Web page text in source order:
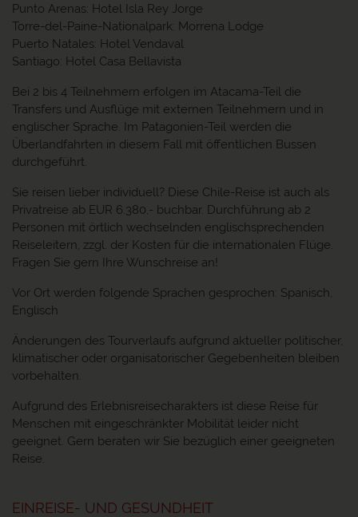
Punto Arenas: Hotel Isla Rey Jorge
Torre-del-Paine-Nationalpark: Morrena Lodge
Puerto Natales: Hotel Vendaval
Santiago: Hotel Casa Bellavista
Bei 2 bis 4 Teilnehmern erfolgen im Atacama-Teil die
Transfers und Ausflüge mit externen Teilnehmern und in
englischer Sprache. Im Patagonien-Teil werden die
Überlandfahrten in diesem Fall mit öffentlichen Bussen
durchgeführt.
Sie reisen lieber individuell? Diese Chile-Reise ist auch als
Privatreise ab EUR 6.380,- buchbar. Durchführung ab 2
Personen mit örtlich wechselnden englischsprechenden
Reiseleitern, zzgl. der Kosten für die internationalen Flüge.
Fragen Sie gern Ihre Wunschreise an!
Vor Ort werden folgende Sprachen gesprochen: Spanisch,
Englisch
Änderungen des Tourverlaufs aufgrund aktueller politischer,
klimatischer oder organisatorischer Gegebenheiten bleiben
vorbehalten.
Aufgrund des Erlebnisreisecharakters ist diese Reise für
Menschen mit eingeschränkter Mobilität leider nicht
geeignet. Gern beraten wir Sie bezüglich einer geeigneten
Reise.
EINREISE- UND GESUNDHEIT